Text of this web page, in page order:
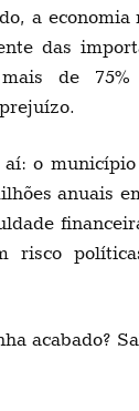
a economia
das
de 75%
o
anuais
risco
acabado?